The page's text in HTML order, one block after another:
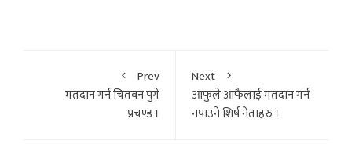
Prev
मतदान गर्न चितवन पुगे
प्रचण्ड ।
Next
आफुले आफैलाई मतदान गर्न
नपाउने शिर्ष नेताहरु ।